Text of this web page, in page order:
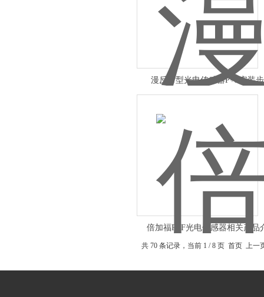
漫反射型光电传感器P+F安装
倍加福P+F光电传感器相关产品
共 70 条记录，当前 1 / 8 页 首页 上